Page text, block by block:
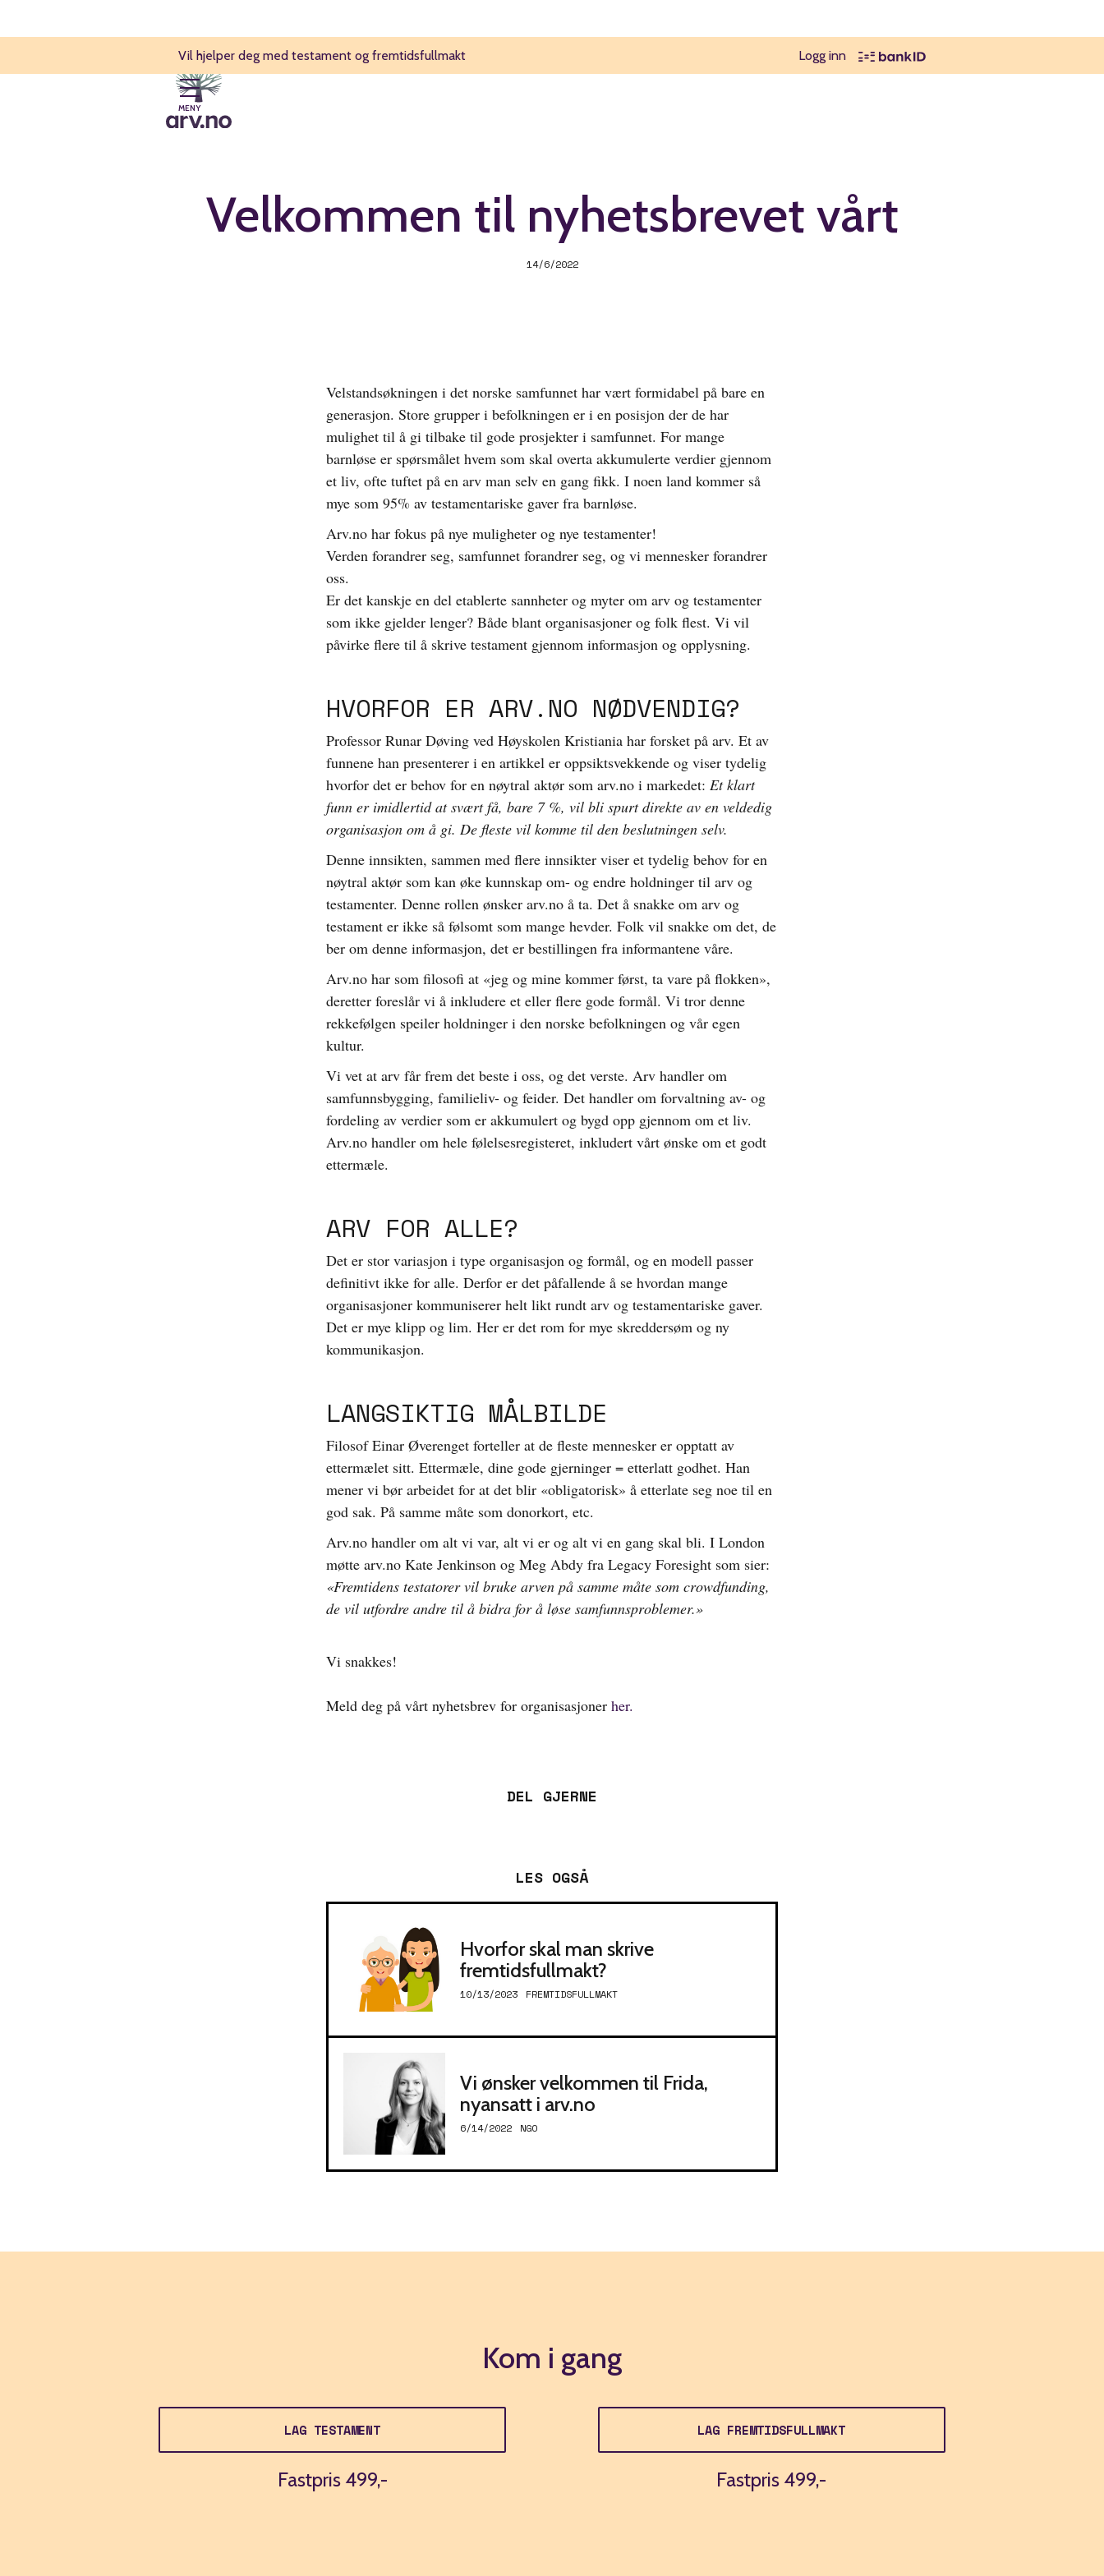
Logg inn
Vil hjelper deg med testament og fremtidsfullmakt
MENY
Velkommen til nyhetsbrevet vårt
14/6/2022
Velstandsøkningen i det norske samfunnet har vært formidabel på bare en
generasjon. Store grupper i befolkningen er i en posisjon der de har
mulighet til å gi tilbake til gode prosjekter i samfunnet. For mange
barnløse er spørsmålet hvem som skal overta akkumulerte verdier gjennom
et liv, ofte tuftet på en arv man selv en gang fikk. I noen land kommer så
mye som 95% av testamentariske gaver fra barnløse.
Arv.no har fokus på nye muligheter og nye testamenter!
Verden forandrer seg, samfunnet forandrer seg, og vi mennesker forandrer
oss.
Er det kanskje en del etablerte sannheter og myter om arv og testamenter
som ikke gjelder lenger? Både blant organisasjoner og folk flest. Vi vil
påvirke flere til å skrive testament gjennom informasjon og opplysning.
HVORFOR ER ARV.NO NØDVENDIG?
Professor Runar Døving ved Høyskolen Kristiania har forsket på arv. Et av
funnene han presenterer i en artikkel er oppsiktsvekkende og viser tydelig
hvorfor det er behov for en nøytral aktør som arv.no i markedet: Et klart
funn er imidlertid at svært få, bare 7 %, vil bli spurt direkte av en veldedig
organisasjon om å gi. De fleste vil komme til den beslutningen selv.
Denne innsikten, sammen med flere innsikter viser et tydelig behov for en
nøytral aktør som kan øke kunnskap om- og endre holdninger til arv og
testamenter. Denne rollen ønsker arv.no å ta. Det å snakke om arv og
testament er ikke så følsomt som mange hevder. Folk vil snakke om det, de
ber om denne informasjon, det er bestillingen fra informantene våre.
Arv.no har som filosofi at «jeg og mine kommer først, ta vare på flokken»,
deretter foreslår vi å inkludere et eller flere gode formål. Vi tror denne
rekkefølgen speiler holdninger i den norske befolkningen og vår egen
kultur.
Vi vet at arv får frem det beste i oss, og det verste. Arv handler om
samfunnsbygging, familieliv- og feider. Det handler om forvaltning av- og
fordeling av verdier som er akkumulert og bygd opp gjennom om et liv.
Arv.no handler om hele følelsesregisteret, inkludert vårt ønske om et godt
ettermæle.
ARV FOR ALLE?
Det er stor variasjon i type organisasjon og formål, og en modell passer
definitivt ikke for alle. Derfor er det påfallende å se hvordan mange
organisasjoner kommuniserer helt likt rundt arv og testamentariske gaver.
Det er mye klipp og lim. Her er det rom for mye skreddersøm og ny
kommunikasjon.
LANGSIKTIG MÅLBILDE
Filosof Einar Øverenget forteller at de fleste mennesker er opptatt av
ettermælet sitt. Ettermæle, dine gode gjerninger = etterlatt godhet. Han
mener vi bør arbeidet for at det blir «obligatorisk» å etterlate seg noe til en
god sak. På samme måte som donorkort, etc.
Arv.no handler om alt vi var, alt vi er og alt vi en gang skal bli. I London
møtte arv.no Kate Jenkinson og Meg Abdy fra Legacy Foresight som sier:
«Fremtidens testatorer vil bruke arven på samme måte som crowdfunding,
de vil utfordre andre til å bidra for å løse samfunnsproblemer.»
Vi snakkes!
Meld deg på vårt nyhetsbrev for organisasjoner her.
DEL GJERNE
LES OGSÅ
Hvorfor skal man skrive
fremtidsfullmakt?
10/13/2023 FREMTIDSFULLMAKT
Vi ønsker velkommen til Frida,
nyansatt i arv.no
6/14/2022 NGO
Kom i gang
LAG TESTAMENT
Fastpris 499,-
LAG FREMTIDSFULLMAKT
Fastpris 499,-